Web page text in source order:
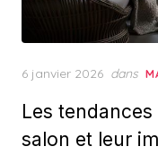
Posted
6 janvier 2026 dans
Les
salon et leur